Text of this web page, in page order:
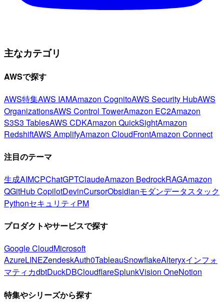
主なカテゴリ
AWSで探す
AWS特集AWS IAMAmazon CognitoAWS Security HubAWS
OrganizationsAWS Control TowerAmazon EC2Amazon
S3S3 TablesAWS CDKAmazon QuickSightAmazon
RedshiftAWS AmplifyAmazon CloudFrontAmazon Connect
注目のテーマ
生成AIMCPChatGPTClaudeAmazon BedrockRAGAmazon
QGitHub CopilotDevinCursorObsidianモダンデータスタック
PythonセキュリティPM
プロダクトやサービスで探す
Google CloudMicrosoft
AzureLINEZendeskAuth0TableauSnowflakeAlteryxインフォ
マティカdbtDuckDBCloudflareSplunkVision OneNotion
特集やシリーズから探す